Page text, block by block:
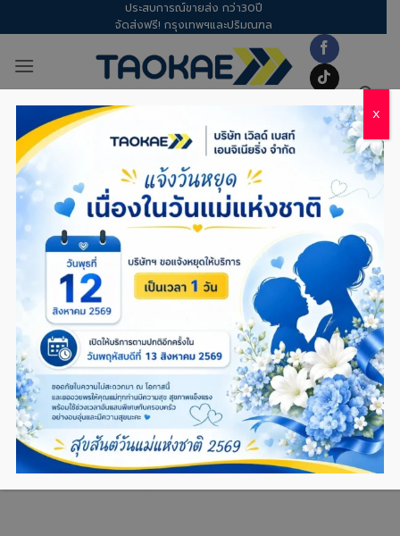
to
ประสบการณ์ขายส่ง กว่า30ปี
จัดส่งฟรี! กรุงเทพฯและปริมณฑล
งานเหล็ก
X